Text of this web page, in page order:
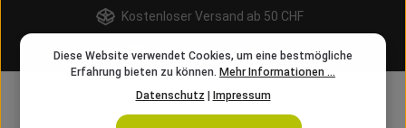
Kostenloser Versand ab 50 CHF
info@angelschnur.ch
Diese Website verwendet Cookies, um eine bestmögliche
Erfahrung bieten zu können. Mehr Informationen ...
Datenschutz | Impressum